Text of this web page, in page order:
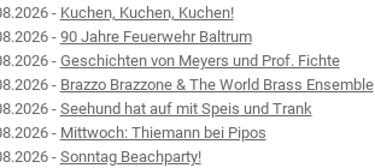
- Kuchen, Kuchen, Kuchen!
-90 Jahre Feuerwehr Baltrum
-Geschichten von Meyers und Prof. Fichte
- Brazzo Brazzone & The World Brass Ensemble
-Seehund hat auf mit Speis und Trank
- Mittwoch: Thiemann bei Pipos
-Sonntag Beachparty!